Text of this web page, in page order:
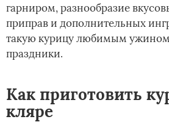
гарниром, разнообразие
приправ и дополнительных
такую курицу любимым
праздники.
Как приготовить
кляре